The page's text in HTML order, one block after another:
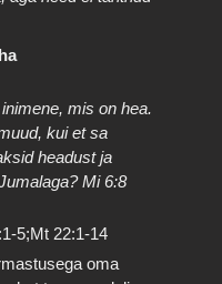
mis on hea.
kui et sa
headust ja
Mi 6:8
5;Mt 22:1-14
oma